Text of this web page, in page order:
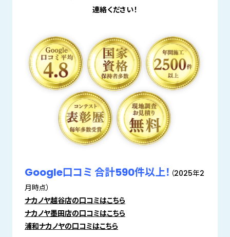
連絡ください！
Google口コミ 合計590件以上！ （2025年2
月時点）
ナカノヤ越谷店の口コミはこちら
ナカノヤ墨田店の口コミはこちら
浦和ナカノヤの口コミはこちら